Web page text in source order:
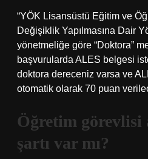
“YÖK Lisansüstü Eğitim ve
Değişiklik Yapılmasına Dair
yönetmeliğe göre “Doktora”
başvurularda ALES belgesi
doktora dereceniz varsa ve
otomatik olarak 70 puan
Öğretim görevlisi
şartı var mı?